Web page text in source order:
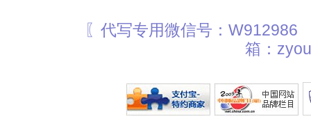
〖代写专用微信号：
箱：